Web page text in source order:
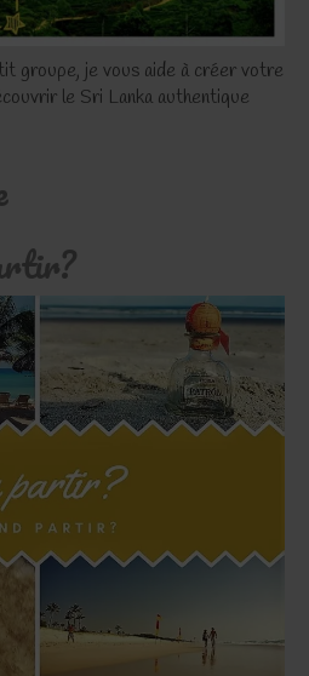
groupe, je vous aide à créer votre
le Sri Lanka authentique